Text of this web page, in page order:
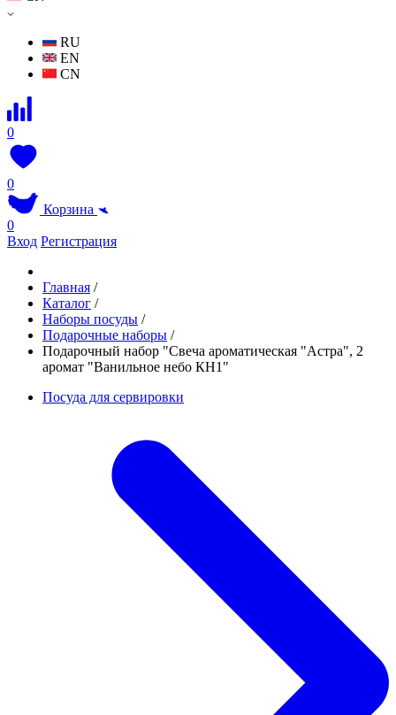
RU
EN
CN
0
0
Корзина
0
Вход Регистрация
Главная /
Каталог /
Наборы посуды /
Подарочные наборы /
Подарочный набор "Свеча ароматическая "Астра", 2
аромат "Ванильное небо КН1"
Посуда для сервировки